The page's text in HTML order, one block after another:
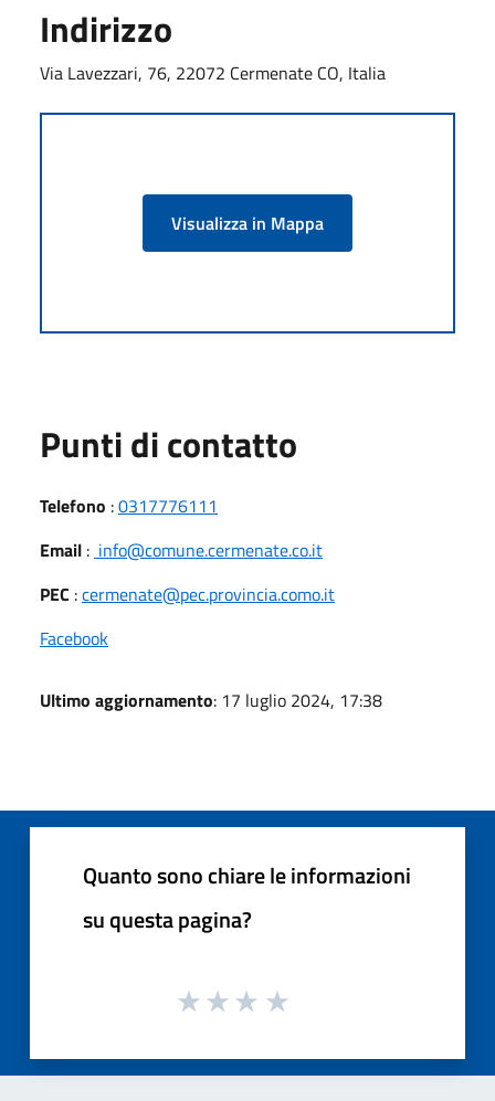
Indirizzo
Via Lavezzari, 76, 22072 Cermenate CO, Italia
Visualizza in Mappa
Punti di contatto
Telefono :0317776111
Email : info@comune.cermenate.co.it
PEC :cermenate@pec.provincia.como.it
Facebook
Ultimo aggiornamento: 17 luglio 2024, 17:38
Quanto sono chiare le informazioni
su questa pagina?